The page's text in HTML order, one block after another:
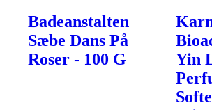
Badeanstalten
Sæbe Dans På
Roser - 100 G
Yin